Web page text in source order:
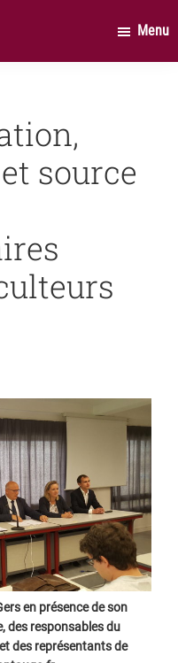
Menu
source
en présence de son
des responsables du
des représentants de